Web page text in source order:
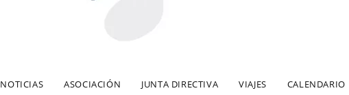
NOTICIAS ASOCIACIÓN JUNTA DIRECTIVA VIAJES CALENDARIO